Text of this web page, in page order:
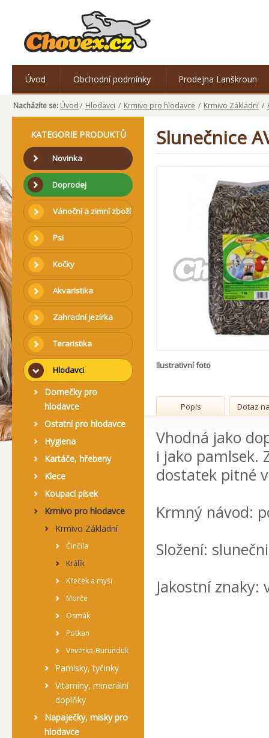
Úvod Obchodní podmínky Prodejna Lanškroun
Nacházíte se: Úvod/ Hlodavci / Krmivo pro hlodavce / Krmivo Základní /
KATEGORIE PRODUKTŮ
Novinka
Doprodej
Vánoční a zimní zboží
Psi
Kočky
Akvaristika
Zahradní jezírka
Teraristika
Hlodavci
Domečky pro
hlodavce
Ostatní pro hlodavce
Hygiena
Kartáče, hřebeny
Klece
Koupací písek
Krmivo pro hlodavce
Krmivo Základní
Činčila
Králík
Křeček a myši
Morče
Osmák
Potkan
Veverka-Burunduk
Pamlsky, tyčinky
Vitamíny, minerální
doplňky
Napaječky, misky pro
hlodavce
Slunečnice
Ilustrativní foto
Popis Dotaz
Vhodná jako
i jako pamlsek.
dostatek pitné
Krmný návod:
Složení:
Jakostní znaky: